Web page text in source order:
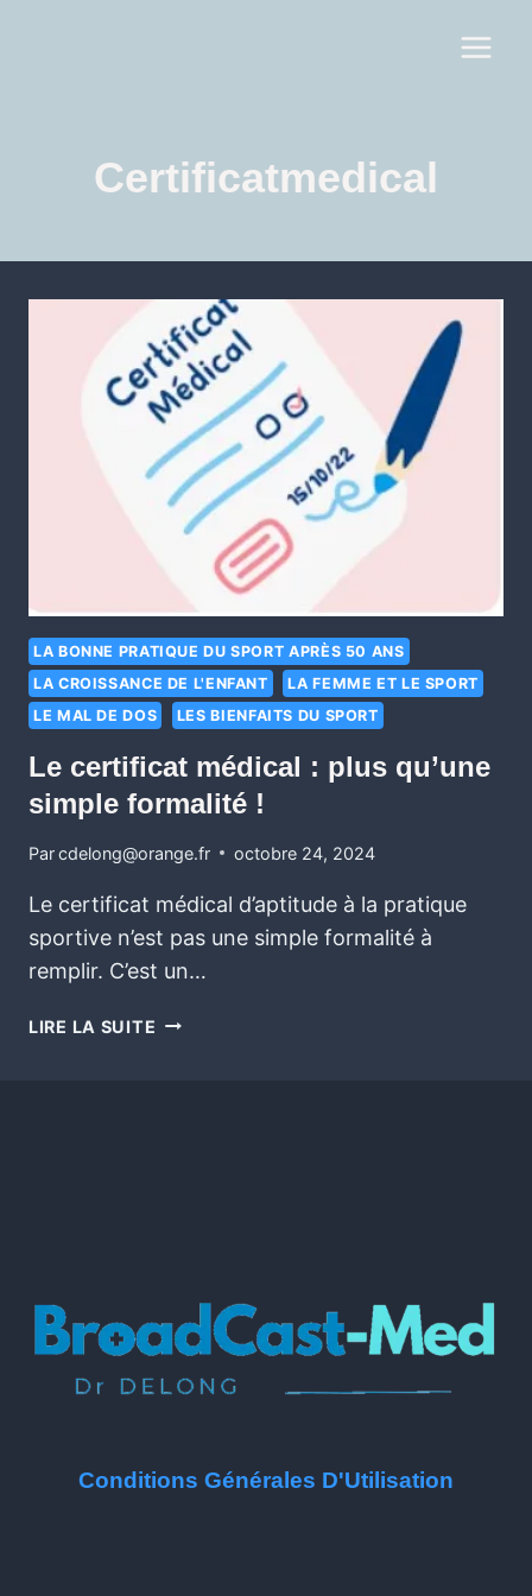
Certificatmedical
LA BONNE PRATIQUE DU SPORT APRÈS 50 ANS
LA CROISSANCE DE L'ENFANT
LA FEMME ET LE SPORT
LE MAL DE DOS
LES BIENFAITS DU SPORT
Le certificat médical : plus qu’une
simple formalité !
Parcdelong@orange.fr octobre 24, 2024
Le certificat médical d’aptitude à la pratique
sportive n’est pas une simple formalité à
remplir. C’est un…
LIRE LA SUITE
Conditions Générales D'Utilisation